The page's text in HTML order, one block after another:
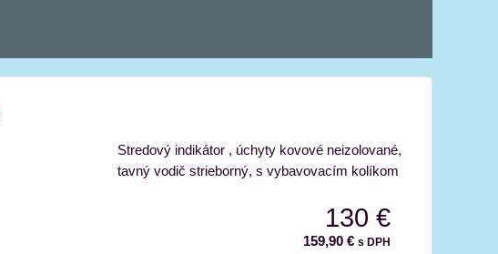
Stredový indikátor , úchyty kovové neizolované,
tavný vodič strieborný, s vybavovacím kolíkom
130 €
159,90 € s DPH